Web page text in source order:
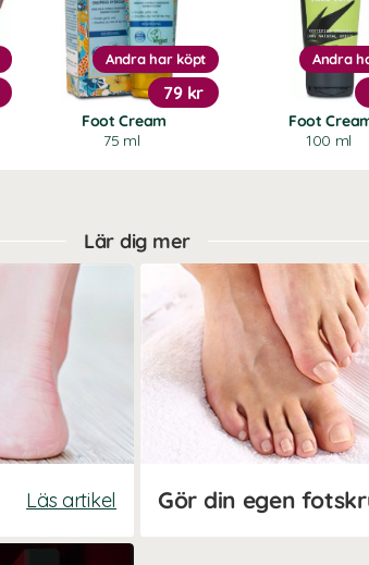
Foot Cream
75 ml
Andra har köpt
79 kr
Foot
100 ml
Andra
Lär dig mer
Läs artikel Gör din egen